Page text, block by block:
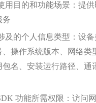
用目的和功能场景：提
务
及的个人信息类型：设
、操作系统版本、网络类
包名
安装运行路径 、
功能所需权限： 访问